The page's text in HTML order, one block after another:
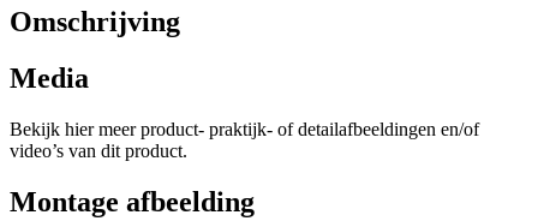
Omschrijving
Media
Bekijk hier meer product- praktijk- of detailafbeeldingen en/of
video’s van dit product.
Montage afbeelding